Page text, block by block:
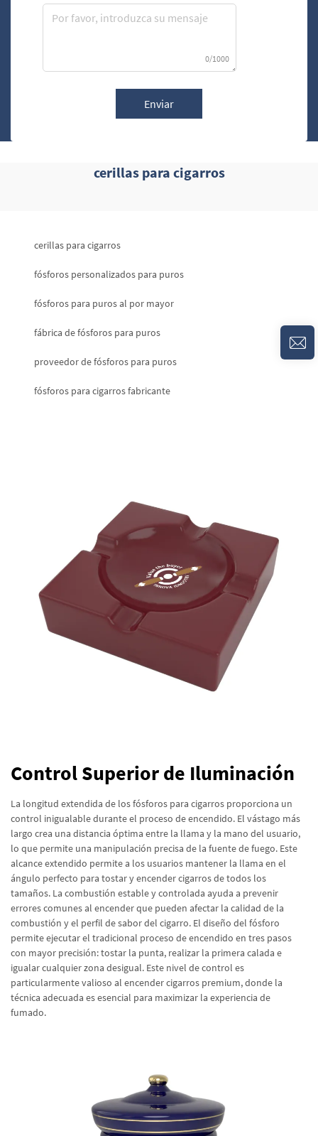
0/1000
Enviar
cerillas para cigarros
cerillas para cigarros
fósforos personalizados para puros
fósforos para puros al por mayor
fábrica de fósforos para puros
proveedor de fósforos para puros
fósforos para cigarros fabricante
Control Superior de Iluminación
La longitud extendida de los fósforos para cigarros proporciona un
control inigualable durante el proceso de encendido. El vástago más
largo crea una distancia óptima entre la llama y la mano del usuario,
lo que permite una manipulación precisa de la fuente de fuego. Este
alcance extendido permite a los usuarios mantener la llama en el
ángulo perfecto para tostar y encender cigarros de todos los
tamaños. La combustión estable y controlada ayuda a prevenir
errores comunes al encender que pueden afectar la calidad de la
combustión y el perfil de sabor del cigarro. El diseño del fósforo
permite ejecutar el tradicional proceso de encendido en tres pasos
con mayor precisión: tostar la punta, realizar la primera calada e
igualar cualquier zona desigual. Este nivel de control es
particularmente valioso al encender cigarros premium, donde la
técnica adecuada es esencial para maximizar la experiencia de
fumado.